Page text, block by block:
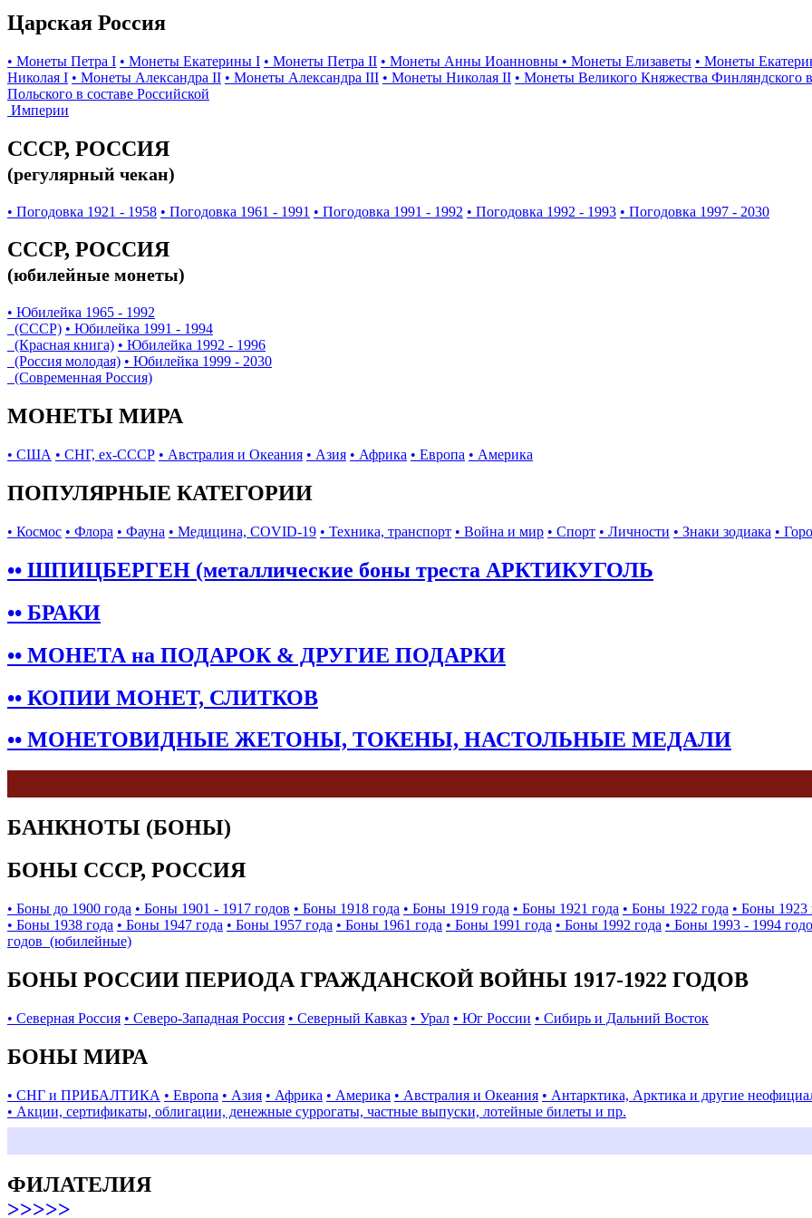
Царская Россия
• Монеты Петра I • Монеты Екатерины I • Монеты Петра II • Монеты Анны Иоанновны • Монеты Елизаветы • Монеты
Николая I • Монеты Александра II • Монеты Александра III • Монеты Николая II • Монеты Великого Княжества Финляндского
Польского в составе Российской
Империи
СССР, РОССИЯ
(регулярный чекан)
• Погодовка 1921 - 1958 • Погодовка 1961 - 1991 • Погодовка 1991 - 1992 • Погодовка 1992 - 1993 • Погодовка 1997 - 2030
СССР, РОССИЯ
(юбилейные монеты)
• Юбилейка 1965 - 1992
(СССР) • Юбилейка 1991 - 1994
(Красная книга) • Юбилейка 1992 - 1996
(Россия молодая) • Юбилейка 1999 - 2030
(Современная Россия)
МОНЕТЫ МИРА
• США • СНГ, ex-СССР • Австралия и Океания • Азия • Африка • Европа • Америка
ПОПУЛЯРНЫЕ КАТЕГОРИИ
• Космос • Флора • Фауна • Медицина, COVID-19 • Техника, транспорт • Война и мир • Спорт • Личности • Знаки зодиака •
•• ШПИЦБЕРГЕН (металлические боны треста АРКТИКУГОЛЬ
•• БРАКИ
•• МОНЕТА на ПОДАРОК & ДРУГИЕ ПОДАРКИ
•• КОПИИ МОНЕТ, СЛИТКОВ
•• МОНЕТОВИДНЫЕ ЖЕТОНЫ, ТОКЕНЫ, НАСТОЛЬНЫЕ МЕДАЛИ
БАНКНОТЫ (БОНЫ)
БОНЫ СССР, РОССИЯ
• Боны до 1900 года • Боны 1901 - 1917 годов • Боны 1918 года • Боны 1919 года • Боны 1921 года • Боны 1922 года • Боны 1923
• Боны 1938 года • Боны 1947 года • Боны 1957 года • Боны 1961 года • Боны 1991 года • Боны 1992 года • Боны 1993 - 1994
годов (юбилейные)
БОНЫ РОССИИ ПЕРИОДА ГРАЖДАНСКОЙ ВОЙНЫ 1917-1922 ГОДОВ
• Северная Россия • Северо-Западная Россия • Северный Кавказ • Урал • Юг России • Сибирь и Дальний Восток
БОНЫ МИРА
• СНГ и ПРИБАЛТИКА • Европа • Азия • Африка • Америка • Австралия и Океания • Антарктика, Арктика и другие
• Акции, сертификаты, облигации, денежные суррогаты, частные выпуски, лотейные билеты и пр.
ФИЛАТЕЛИЯ
>>>>>